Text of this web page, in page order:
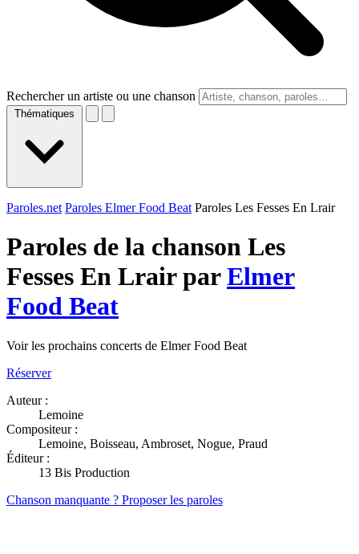
Rechercher un artiste ou une chanson
Thématiques
Paroles.net Paroles Elmer Food Beat Paroles Les Fesses En Lrair
Paroles de la chanson Les
Fesses En Lrair parElmer
Food Beat
Voir les prochains concerts de Elmer Food Beat
Réserver
Auteur :
Lemoine
Compositeur :
Lemoine, Boisseau, Ambroset, Nogue, Praud
Éditeur :
13 Bis Production
Chanson manquante ? Proposer les paroles